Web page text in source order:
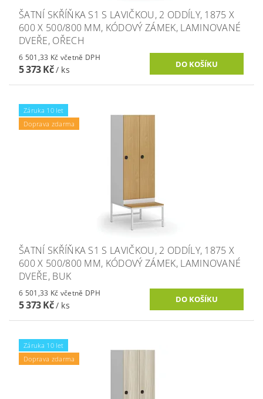
ŠATNÍ SKŘÍŇKA S1 S LAVIČKOU, 2 ODDÍLY, 1875 X
600 X 500/800 MM, KÓDOVÝ ZÁMEK, LAMINOVANÉ
DVEŘE, OŘECH
6 501,33 Kč včetně DPH
5 373 Kč/ ks
Záruka 10 let
Doprava zdarma
ŠATNÍ SKŘÍŇKA S1 S LAVIČKOU, 2 ODDÍLY, 1875 X
600 X 500/800 MM, KÓDOVÝ ZÁMEK, LAMINOVANÉ
DVEŘE, BUK
6 501,33 Kč včetně DPH
5 373 Kč/ ks
Záruka 10 let
Doprava zdarma